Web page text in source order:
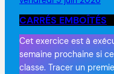
CARRÉS EMBOÎTÉS
Cet exercice est à
semaine prochaine si
classe. Tracer un